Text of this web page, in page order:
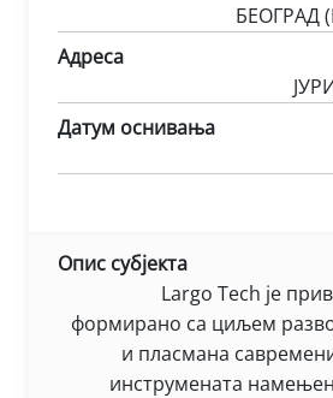
БЕОГРАД
Адреса
Датум оснивања
Опис субјекта
Largo Tech је
формирано са циљем
и пласмана
инструмената